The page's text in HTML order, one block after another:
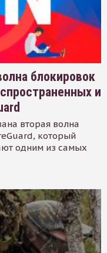
блокировок
и
вторая волна
который
одним из самых